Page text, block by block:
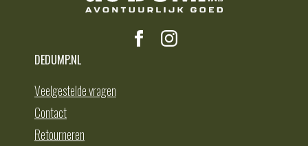
DEDUMP.NL
Veelgestelde vragen
Contact
Retourneren